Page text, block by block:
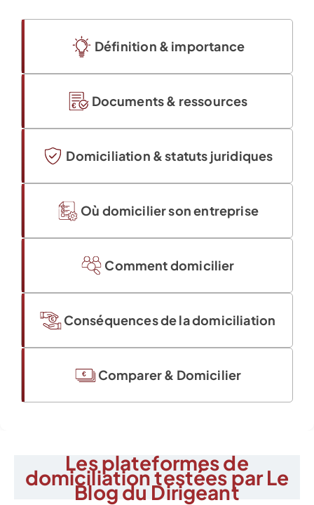
Définition & importance
Documents & ressources
Domiciliation & statuts juridiques
Où domicilier son entreprise
Comment domicilier
Conséquences de la domiciliation
Comparer & Domicilier
Les plateformes de
domiciliation testées par Le
Blog du Dirigeant